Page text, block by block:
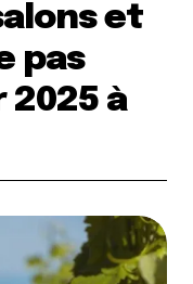
et
pas
à